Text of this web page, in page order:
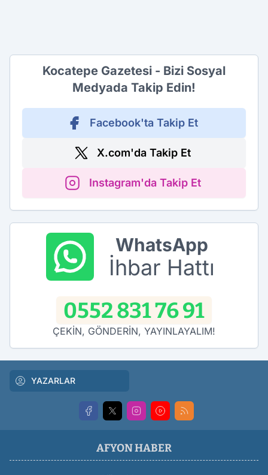
Kocatepe Gazetesi - Bizi Sosyal
Medyada Takip Edin!
Facebook'ta Takip Et
X.com'da Takip Et
Instagram'da Takip Et
WhatsApp
İhbar Hattı
0552 831 76 91
ÇEKİN, GÖNDERİN, YAYINLAYALIM!
YAZARLAR
AFYON HABER